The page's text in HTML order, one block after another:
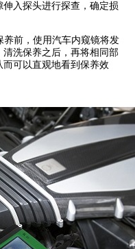
入探头进行探查，确定损
养前，使用汽车内窥镜将发
洗保养之后，再将相同部
可以直观地看到保养效